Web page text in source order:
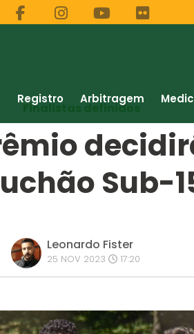
Registro Arbitragem
Finalistas definidos
Sub-
Leonardo Fister
25 NOV 2023 17:20